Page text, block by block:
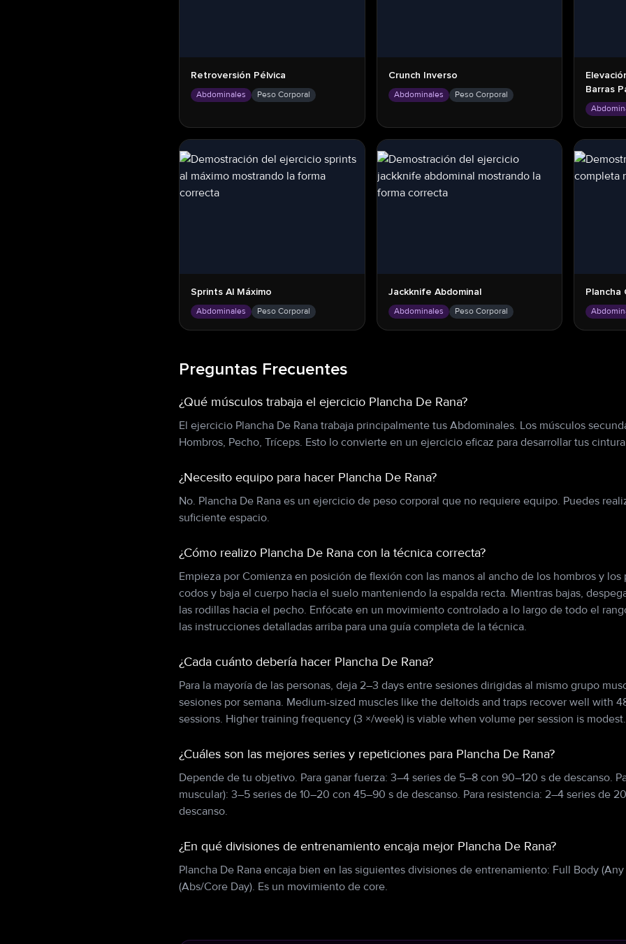
Retroversión Pélvica
Abdominales Peso Corporal
Crunch Inverso
Abdominales Peso Corporal
Barras
Sprints Al Máximo
Abdominales Peso Corporal
Jackknife Abdominal
Abdominales Peso Corporal
Plancha
Preguntas Frecuentes
¿Qué músculos trabaja el ejercicio Plancha De Rana?
El ejercicio Plancha De Rana trabaja principalmente tus Abdominales. Los músculos
Hombros, Pecho, Tríceps. Esto lo convierte en un ejercicio eficaz para desarrollar tus
¿Necesito equipo para hacer Plancha De Rana?
No. Plancha De Rana es un ejercicio de peso corporal que no requiere equipo. Puedes
suficiente espacio.
¿Cómo realizo Plancha De Rana con la técnica correcta?
Empieza por Comienza en posición de flexión con las manos al ancho de los hombros y
codos y baja el cuerpo hacia el suelo manteniendo la espalda recta. Mientras bajas,
las rodillas hacia el pecho. Enfócate en un movimiento controlado a lo largo de todo el
las instrucciones detalladas arriba para una guía completa de la técnica.
¿Cada cuánto debería hacer Plancha De Rana?
Para la mayoría de las personas, deja 2–3 days entre sesiones dirigidas al mismo grupo
sesiones por semana. Medium-sized muscles like the deltoids and traps recover well with
sessions. Higher training frequency (3 ×/week) is viable when volume per session is modest.
¿Cuáles son las mejores series y repeticiones para Plancha De Rana?
Depende de tu objetivo. Para ganar fuerza: 3–4 series de 5–8 con 90–120 s de descanso.
muscular): 3–5 series de 10–20 con 45–90 s de descanso. Para resistencia: 2–4 series de
descanso.
¿En qué divisiones de entrenamiento encaja mejor Plancha De Rana?
Plancha De Rana encaja bien en las siguientes divisiones de entrenamiento: Full Body
(Abs/Core Day). Es un movimiento de core.